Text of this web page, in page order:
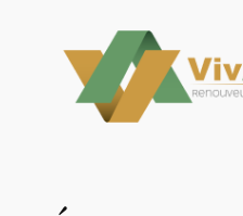
contenu